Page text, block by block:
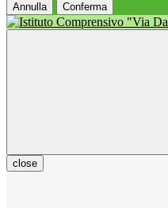
Annulla Conferma
close